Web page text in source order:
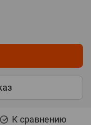
К сравнению